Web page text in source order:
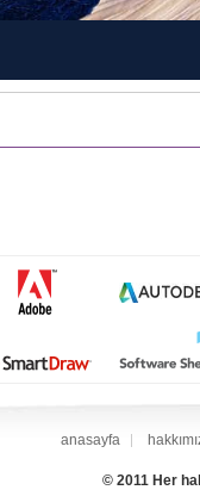
anasayfa
© 2011 Her